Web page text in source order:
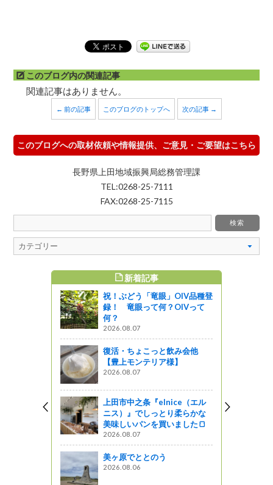
このブログ内の関連記事
関連記事はありません。
← 前の記事 このブログのトップへ 次の記事 →
このブログへの取材依頼や情報提供、ご意見・ご要望はこちら
長野県上田地域振興局総務管理課
TEL:0268-25-7111
FAX:0268-25-7115
う「竜眼」OIV品種登
って何？OIVって
ょこっと飲み会他
之条『elnice（エル
でしっとり柔らかな
パンを買いました🍞
WEEKLY TOP5
8/8(土)8/9(日)開催！第65回信
州上田七夕まつり
【上田地域振興局登山部】根
子岳ハイキング＆ソフトクリ
ーム♪
上田市大手〖HOTELLI SAL
O〗で素敵なランチを食べまし
た
信州名物、馬肉うどんの老